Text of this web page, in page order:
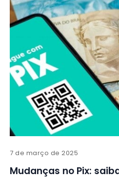
7 de março de 2025
Mudanças no Pix: